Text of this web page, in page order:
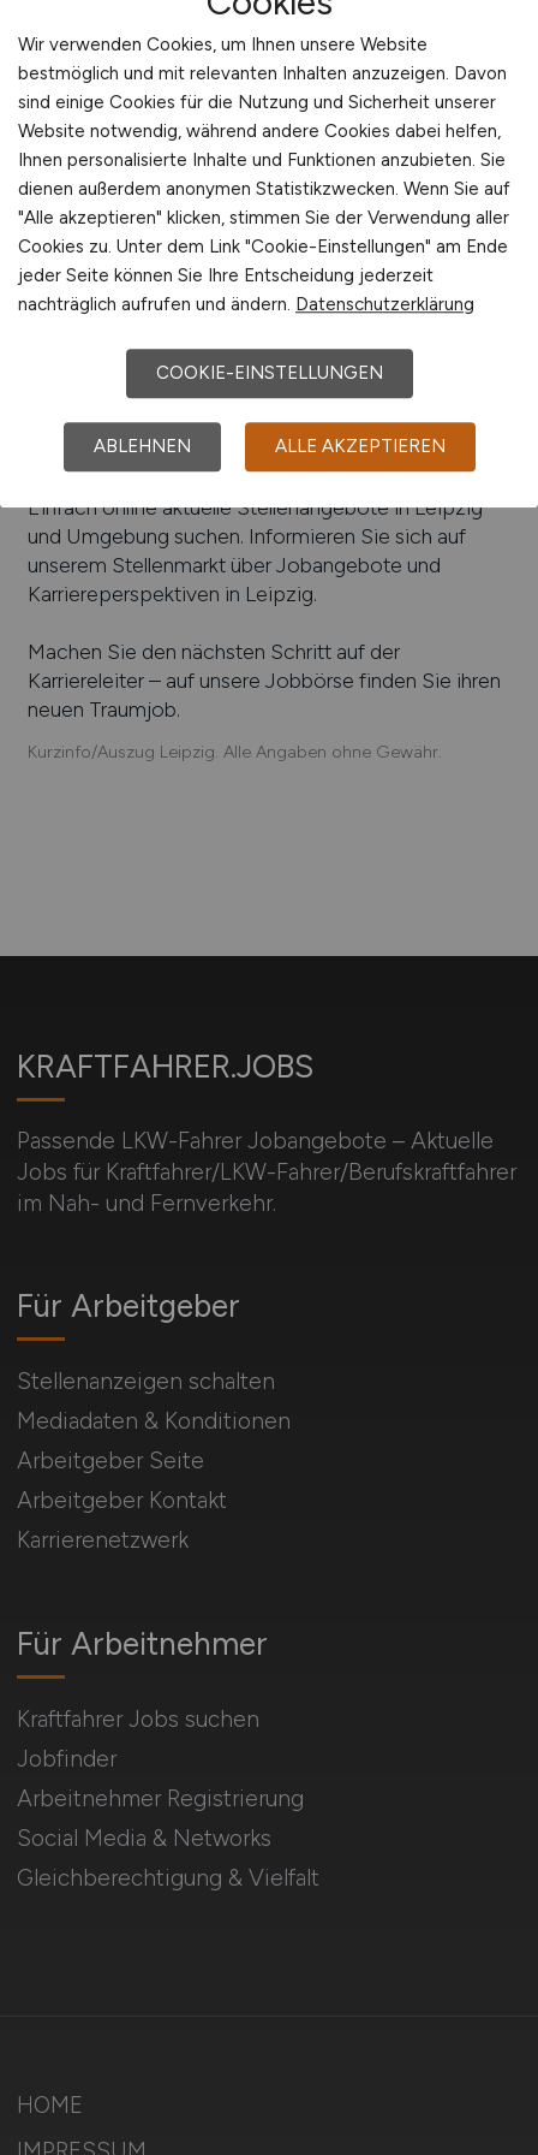
Informations- und Kommunikationstechnologie,
Maschinenbau, Medien- und Kreativwirtschaft,
Finanzwesen, Umwelttechnik, Automobil- und
Zulieferindustrie, Tourismus
Beliebte Arbeitgeber in Leipzig , die attraktive
Jobangebote bieten:Kühne + Nagel, Kirow Ardelt
GmbH, Comparex AG, Verbio Vereinigte
BioEnergie AG, Fischer Analysen Instrumente
GmbH, Georg Fischer AG, Stadtwerke Leipzig,
DHL, BMW Werk Leipzig, Amazon, Aircraft
Maintenance and Engineering Service GmbH
(AMTES), momox GmbH, Softline AG, Schenker
Deutschland AG, ZWL Zahnradwerk Leipzig GmbH,
EMAG Leipzig Maschinenfabrik GmbH,
Universitätsklinikum Leipzig (UKL), Porsche Leipzig,
AeroLogic
Einfach online aktuelle Stellenangebote inLeipzig
und Umgebung suchen. Informieren Sie sich auf
unserem Stellenmarkt über Jobangebote und
Karriereperspektiven in Leipzig.
Machen Sie den nächsten Schritt auf der
Karriereleiter – auf unsere Jobbörse finden Sie ihren
neuen Traumjob.
Kurzinfo/Auszug Leipzig. Alle Angaben ohne Gewähr.
KRAFTFAHRER.JOBS
Passende LKW-Fahrer Jobangebote – Aktuelle
Jobs für Kraftfahrer/LKW-Fahrer/Berufskraftfahrer
im Nah- und Fernverkehr.
Für Arbeitnehmer
Kraftfahrer Jobs suchen
Jobfinder
Arbeitnehmer Registrierung
Social Media & Networks
Gleichberechtigung & Vielfalt
Für Arbeitgeber
Stellenanzeigen schalten
Mediadaten & Konditionen
Arbeitgeber Seite
Arbeitgeber Kontakt
Karrierenetzwerk
HOME
Wir verwenden Cookies, um Ihnen unsere Website
bestmöglich und mit relevanten Inhalten anzuzeigen. Davon
sind einige Cookies für die Nutzung und Sicherheit unserer
Website notwendig, während andere Cookies dabei helfen,
Ihnen personalisierte Inhalte und Funktionen anzubieten. Sie
dienen außerdem anonymen Statistikzwecken. Wenn Sie auf
"Alle akzeptieren" klicken, stimmen Sie der Verwendung aller
Cookies zu. Unter dem Link "Cookie-Einstellungen" am Ende
jeder Seite können Sie Ihre Entscheidung jederzeit
nachträglich aufrufen und ändern. Datenschutzerklärung
COOKIE-EINSTELLUNGEN
ABLEHNEN ALLE AKZEPTIEREN